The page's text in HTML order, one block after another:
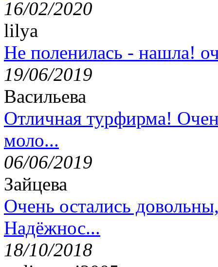
16/02/2020
lilya
Не поленилась - нашла!
19/06/2019
Васильева
Отличная турфирма!
моло...
06/06/2019
Зайцева
Очень остались
Надёжнос...
18/10/2018